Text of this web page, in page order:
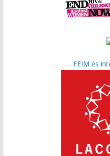
FEIM es